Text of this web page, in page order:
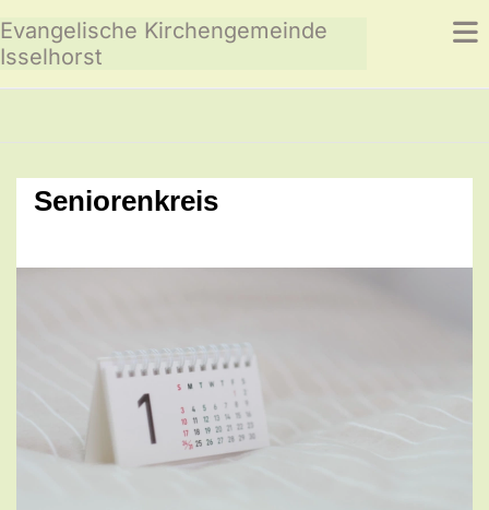
Evangelische Kirchengemeinde
Isselhorst
Seniorenkreis